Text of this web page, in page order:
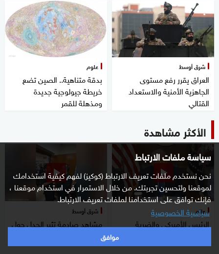
سياسة ملفات الارتباط
نحن نستخدم ملفات تعريف الارتباط (كوكيز) لفهم كيفية استخدامك
لموقعنا ولتحسين تجربتك. من خلال الاستمرار في استخدام موقعنا ،
فإنك توافق على استخدامنا لملفات تعريف الارتباط.
سياسية الخصوصية
موافق
شرق أوسط
العراق يقرر رفع مستوى
الجاهزية الأمنية والاستعداد
القتالي
علوم
بدقة متناهية.. الصين تضع
خريطة جيولوجية جديدة
ومذهلة للقمر
الأكثر مشاهدة
عالم
الرئيس الأميركي والضربة
شرق أوسط
مشاهد صادمة تثير الجدل حول
مستشفيات العراق